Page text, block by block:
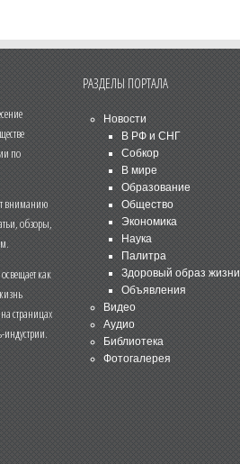
по
вниманию
обзоры,
как
страницах
индустрии.
РАЗДЕЛЫ ПОРТАЛА
Новости
В РФ и СНГ
Собкор
В мире
Образование
Общество
Экономика
Наука
Палитра
Здоровый образ жизни
Объявления
Видео
Аудио
Библиотека
Фотогалерея